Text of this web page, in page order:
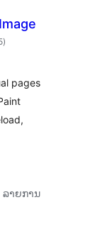
ຄະແນນ
ທັງໝົດ
)
pages
ລາຍການ